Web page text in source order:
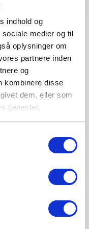
indhold og
medier og til
oplysninger om
partnere inden
og
kombinere disse
dem, eller som
tjenester.